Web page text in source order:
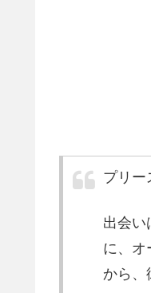
プリー
出会い
に、オ
から、